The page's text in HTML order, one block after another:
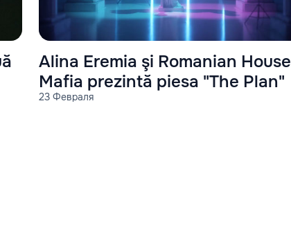
23 Февраля
Alina Eremia şi Romanian House
Mafia prezintă piesa "The Plan"